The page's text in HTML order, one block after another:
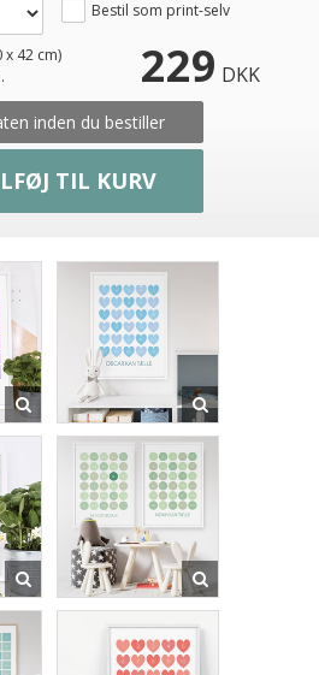
Bestil som print-selv
x 42 cm)
229 DKK
inden du bestiller
TIL KURV